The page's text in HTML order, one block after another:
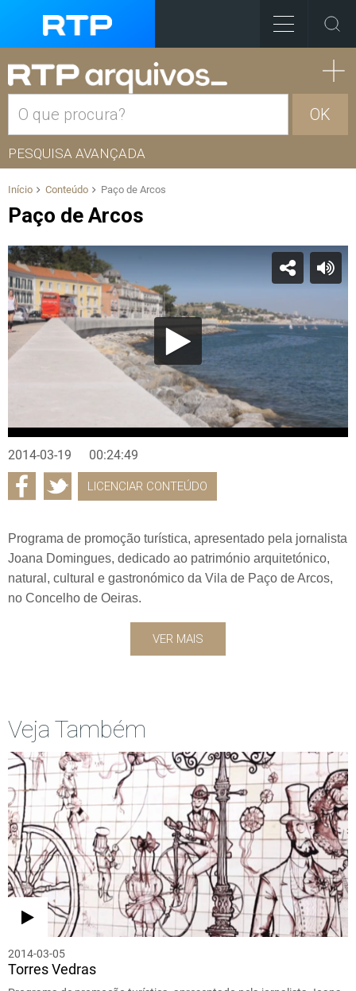
OK
PESQUISA AVANÇADA
Início Conteúdo Paço de Arcos
Paço de Arcos
2014-03-19 00:24:49
LICENCIAR CONTEÚDO
Programa de promoção turística, apresentado pela jornalista
Joana Domingues, dedicado ao património arquitetónico,
natural, cultural e gastronómico da Vila de Paço de Arcos,
no Concelho de Oeiras.
VER MAIS
Veja Também
2014-03-05
Torres Vedras